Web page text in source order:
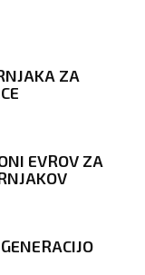
ZA
EVROV ZA